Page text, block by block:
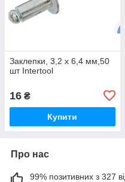
Заклепки, 3,2 х 6,4 мм,50
шт Intertool
16 ₴
Купити
Про нас
99% позитивних з 327